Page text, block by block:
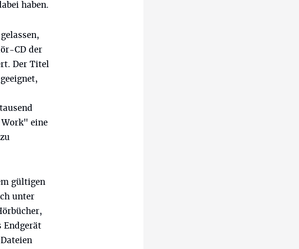
haben.
CD der
Der Titel
eine
gültigen
unter
Endgerät